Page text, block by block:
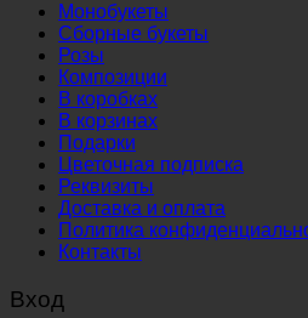
Монобукеты
Сборные букеты
Розы
Композиции
В коробках
В корзинах
Подарки
Цветочная подписка
Реквизиты
Доставка и оплата
Политика
Контакты
Вход